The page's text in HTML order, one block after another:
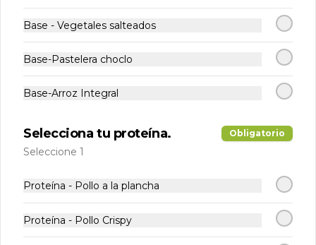
Deliciosa y suave crema casera
elaborada con coliflor fresca , un toque
de crema de leche y especias
seleccionadas con topping de mix de
Jengibre
Base - Vegetales salteados
Base-Pastelera choclo
Base-Arroz Integral
Selecciona tu proteína. Obligatorio
Seleccione 1
Proteína - Pollo a la plancha
Proteína - Pollo Crispy